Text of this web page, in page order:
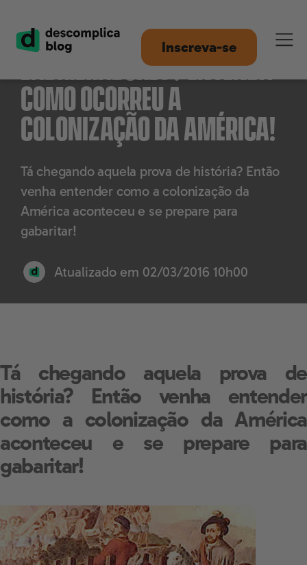
Inscreva-se
Semeadores e
ladrilhadores? Entenda
como ocorreu a
colonização da América!
Tá chegando aquela prova de história? Então
venha entender como a colonização da
América aconteceu e se prepare para
gabaritar!
Atualizado em 02/03/2016 10h00
Tá chegando aquela prova de
história? Então venha entender
como a colonização da América
aconteceu e se prepare para
gabaritar!